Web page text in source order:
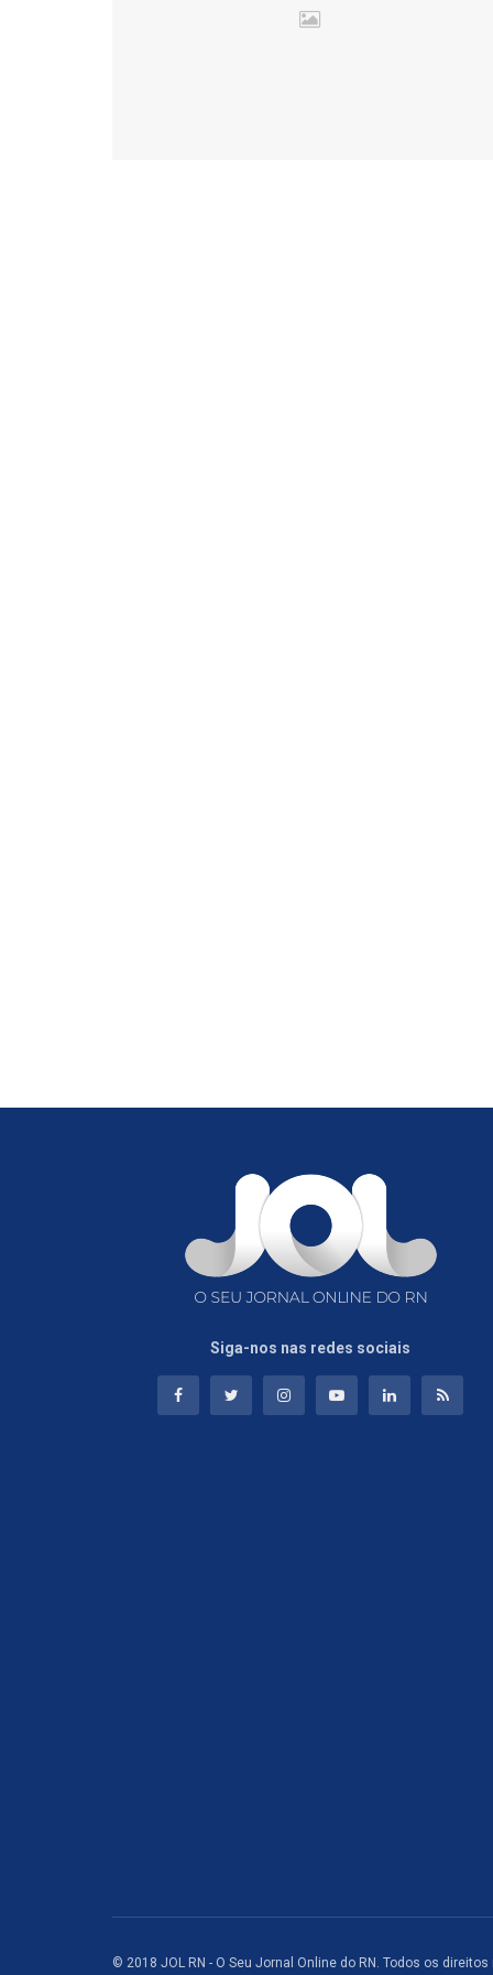
Siga-nos nas redes sociais
© 2018 JOL RN - O Seu Jornal Online do RN. Todos os direitos